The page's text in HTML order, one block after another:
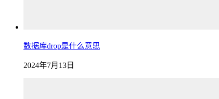
数据库drop是什么意思
2024年7月13日